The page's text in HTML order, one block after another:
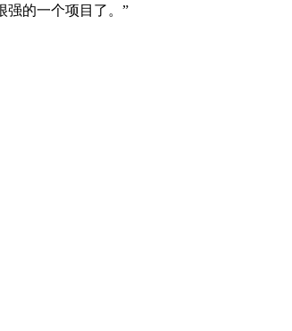
强的一个项目了。”